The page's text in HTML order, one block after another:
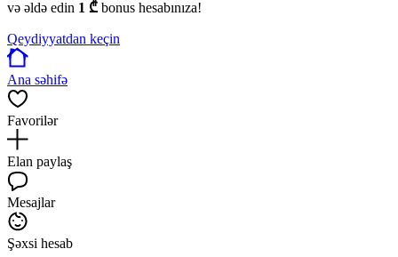
və əldə edin 1 ₾ bonus hesabınıza!
Qeydiyyatdan keçin
Ana səhifə
Favorilər
Elan paylaş
Mesajlar
Şəxsi hesab